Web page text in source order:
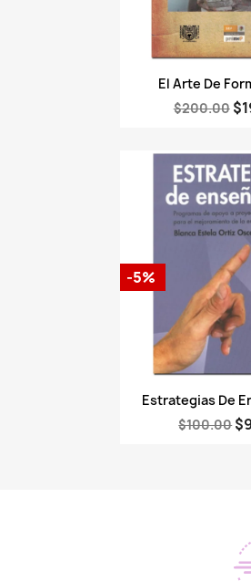
 Vista
El Arte De
$200.00
Vista
Estrategias De
$100.00
-5%